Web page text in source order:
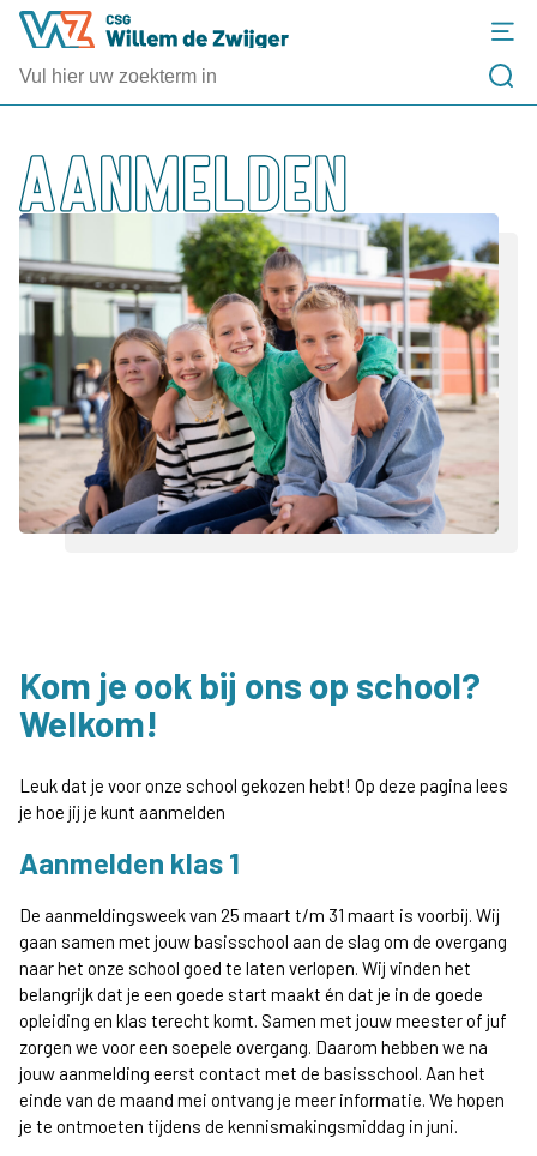
AANMELDEN
Kom je ook bij ons op school?
Welkom!
Leuk dat je voor onze school gekozen hebt! Op deze pagina lees
je hoe jij je kunt aanmelden
Aanmelden klas 1
De aanmeldingsweek van 25 maart t/m 31 maart is voorbij. Wij
gaan samen met jouw basisschool aan de slag om de overgang
naar het onze school goed te laten verlopen. Wij vinden het
belangrijk dat je een goede start maakt én dat je in de goede
opleiding en klas terecht komt. Samen met jouw meester of juf
zorgen we voor een soepele overgang. Daarom hebben we na
jouw aanmelding eerst contact met de basisschool. Aan het
einde van de maand mei ontvang je meer informatie. We hopen
je te ontmoeten tijdens de kennismakingsmiddag in juni.